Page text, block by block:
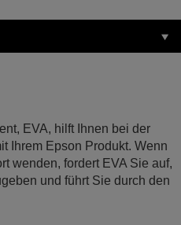
EVA, hilft Ihnen bei der
Ihrem Epson Produkt. Wenn
wenden, fordert EVA Sie auf,
und führt Sie durch den